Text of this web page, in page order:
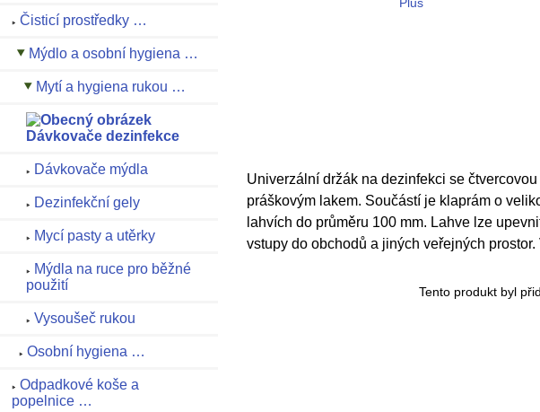
Čisticí prostředky …
Mýdlo a osobní hygiena …
Mytí a hygiena rukou …
Dávkovače dezinfekce
Dávkovače mýdla
Dezinfekční gely
Mycí pasty a utěrky
Mýdla na ruce pro běžné
použití
Vysoušeč rukou
Osobní hygiena …
Odpadkové koše a
popelnice …
Univerzální držák na dezinfekci se
práškovým lakem. Součástí je klaprám o
lahvích do průměru 100 mm. Lahve lze
vstupy do obchodů a jiných veřejných prostor.
Tento produkt byl